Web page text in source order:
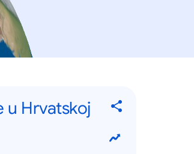
u Hrvatskoj